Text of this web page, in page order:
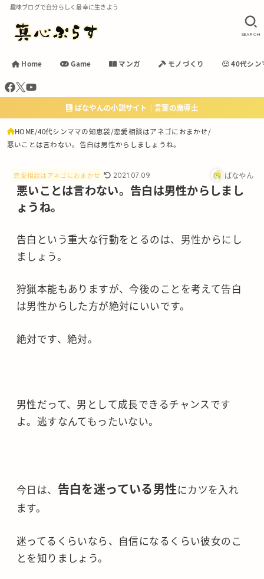
趣味ブログで自分らしく最幸に生きよう
Home Game マンガ モノづくり 40代シン
SEARCH
ばなやんの小説サイト｜言葉の魔導士
HOME 40代シンママの知恵袋 恋愛相談はアネゴにおまかせ
悪いことは言わない。告白は男性からしましょうね。
恋愛相談はアネゴにおまかせ 2021.07.09 ばなやん
悪いことは言わない。告白は男性からしまし
ょうね。
告白という重大な行動をとるのは、男性からにし
ましょう。
狩猟本能もありますが、今後のことを考えて告白
は男性からした方が絶対にいいです。
絶対です、絶対。
男性だって、男として成長できるチャンスです
よ。逃すなんてもったいない。
今日は、 告白を迷っている男性にカツを入れ
ます。
迷ってるくらいなら、自信になるくらい彼女のこ
とを知りましょう。